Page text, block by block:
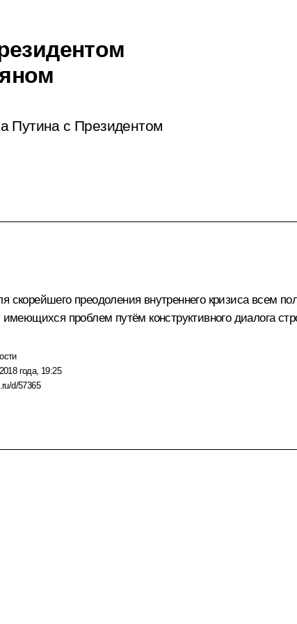
Путина с Президентом
скорейшего преодоления внутреннего кризиса всем
проблем путём конструктивного диалога
года, 19:25
d/57365